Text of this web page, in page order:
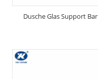
Dusche Glas Support Bar